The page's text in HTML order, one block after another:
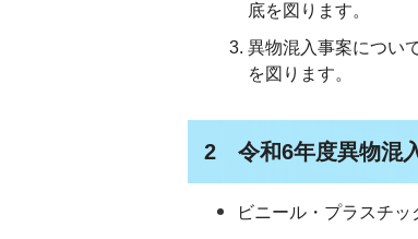
底を図ります。
異物混入事案につい
を図ります。
2 令和6年度異物混
ビニール・プラスチ